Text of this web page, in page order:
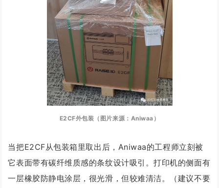
E2CF外包装（图片来源：Aniwaa）
当把E2CF从包装箱里取出后，Aniwaa的工程师立刻被
它表面带有碳纤维质感的条纹设计吸引。打印机的侧面有
一层橡胶防静电涂层，很光滑，但较难清洁。（建议不要